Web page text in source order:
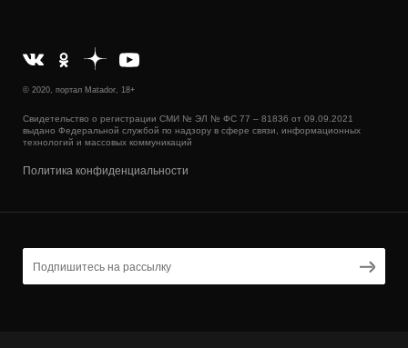
© 2020, портал Matador, 18+
Свидетельство о регистрации СМИ № ЭЛ № ФС 77 – 81836 от 09.09.2021
выдано Федеральной службой по надзору в сфере связи, информационных
технологий и массовых коммуникаций
Политика конфиденциальности